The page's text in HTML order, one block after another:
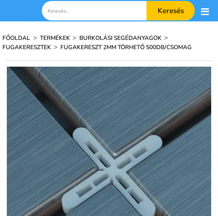
Keresés
FŐOLDAL > TERMÉKEK > BURKOLÁSI SEGÉDANYAGOK >
FUGAKERESZTEK > FUGAKERESZT 2MM TÖRHETŐ 500DB/CSOMAG